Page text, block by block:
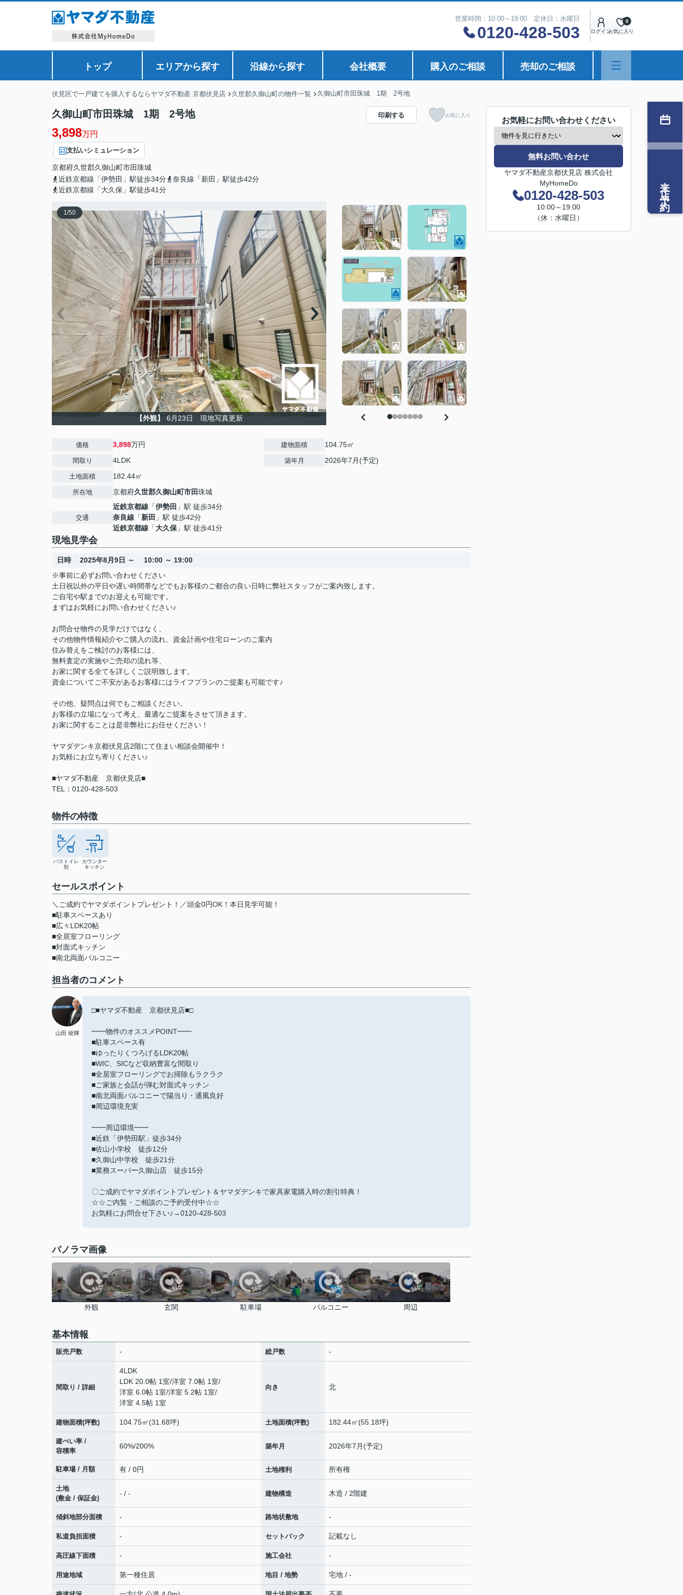
営業時間：10:00～19:00 定休日：水曜日
0120-428-503 ログインお気に入り
0
トップ エリアから探す 沿線から探す 会社概要 購入のご相談 売却のご相談
伏見区で一戸建てを購入するならヤマダ不動産 京都伏見店 久世郡久御山町の物件一覧 久御山町市田珠城 1期 2号地
久御山町市田珠城 1期 2号地
3,898万円
支払いシミュレーション
京都府久世郡久御山町市田珠城
近鉄京都線「伊勢田」駅徒歩34分
奈良線「新田」駅徒歩42分
近鉄京都線「大久保」駅徒歩41分
印刷する お気に入り
1/50
【外観】 6月23日 現地写真更新
価格 3,898万円
間取り 4LDK
土地面積 182.44㎡
所在地 京都府久世郡久御山町市田珠城
交通
近鉄京都線 「伊勢田 」駅 徒歩34分
奈良線 「新田 」駅 徒歩42分
近鉄京都線 「大久保 」駅 徒歩41分
建物面積 104.75㎡
築年月 2026年7月(予定)
現地見学会
日時
2025年8月9日 ～ 10:00 ～ 19:00
※事前に必ずお問い合わせください
土日祝以外の平日や遅い時間帯などでもお客様のご都合の良い日時に弊社スタッフがご案内致します。
ご自宅や駅までのお迎えも可能です。
まずはお気軽にお問い合わせください♪
お問合せ物件の見学だけではなく、
その他物件情報紹介やご購入の流れ、資金計画や住宅ローンのご案内
住み替えをご検討のお客様には、
無料査定の実施やご売却の流れ等、
お家に関する全てを詳しくご説明致します。
資金についてご不安があるお客様にはライフプランのご提案も可能です♪
その他、疑問点は何でもご相談ください。
お客様の立場になって考え、最適なご提案をさせて頂きます。
お家に関することは是非弊社にお任せください！
ヤマダデンキ京都伏見店2階にて住まい相談会開催中！
お気軽にお立ち寄りください♪
■ヤマダ不動産 京都伏見店■
TEL：0120-428-503
物件の特徴
バストイレ
別
カウンター
キッチン
セールスポイント
＼ご成約でヤマダポイントプレゼント！／頭金0円OK！本日見学可能！
■駐車スペースあり
■広々LDK20帖
■全居室フローリング
■対面式キッチン
■南北両面バルコニー
担当者のコメント
山田 稜輝
□■ヤマダ不動産 京都伏見店■□
━━物件のオススメPOINT━━
■駐車スペース有
■ゆったりくつろげるLDK20帖
■WIC、SICなど収納豊富な間取り
■全居室フローリングでお掃除もラクラク
■ご家族と会話が弾む対面式キッチン
■南北両面バルコニーで陽当り・通風良好
■周辺環境充実
━━周辺環境━━
■近鉄「伊勢田駅」徒歩34分
■佐山小学校 徒歩12分
■久御山中学校 徒歩21分
■業務スーパー久御山店 徒歩15分
〇ご成約でヤマダポイントプレゼント＆ヤマダデンキで家具家電購入時の割引特典！
☆☆ご内覧・ご相談のご予約受付中☆☆
お気軽にお問合せ下さい♪→0120-428-503
パノラマ画像
外観 玄関 駐車場 バルコニー 周辺
基本情報
販売戸数 - 総戸数 -
間取り / 詳細
4LDK
LDK 20.0帖 1室/洋室 7.0帖 1室/
洋室 6.0帖 1室/洋室 5.2帖 1室/
洋室 4.5帖 1室
向き 北
建物面積(坪数) 104.75㎡(31.68坪) 土地面積(坪数) 182.44㎡(55.18坪)
建ぺい率 /
容積率
60%/200% 築年月 2026年7月(予定)
駐車場 / 月額 有 / 0円 土地権利 所有権
土地
(敷金 / 保証金)
- / - 建物構造 木造 / 2階建
傾斜地部分面積 - 路地状敷地 -
私道負担面積 - セットバック 記載なし
高圧線下面積 - 施工会社 -
用途地域 第一種住居 地目 / 地勢 宅地 / -
お気軽にお問い合わせください
無料お問い合わせ
ヤマダ不動産京都伏見店 株式会社
MyHomeDo
0120-428-503
10:00～19:00
（休：水曜日）
来店予約